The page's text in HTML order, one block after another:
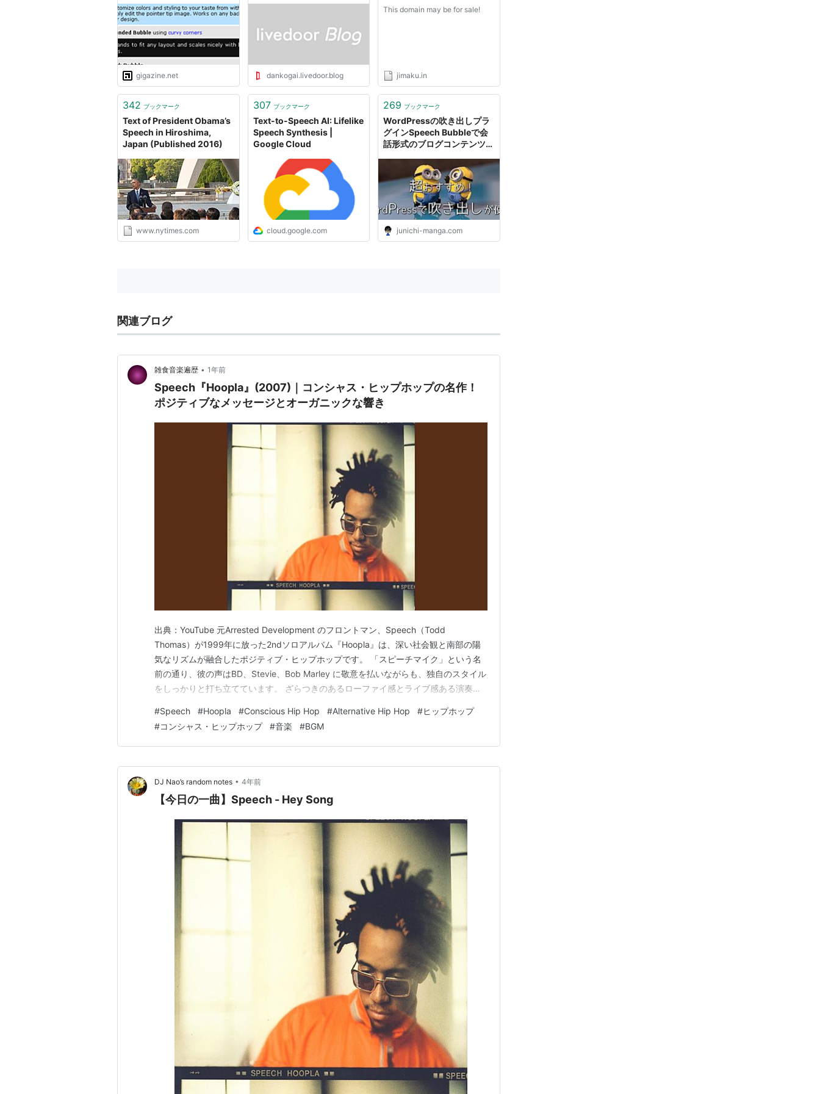
gigazine.net dankogai.livedoor.blog
This domain may be for sale!
jimaku.in
342 ブックマーク
Text of President Obama’s
Speech in Hiroshima,
Japan (Published 2016)
www.nytimes.com
307 ブックマーク
Text-to-Speech AI: Lifelike
Speech Synthesis |
Google Cloud
cloud.google.com
269 ブックマーク
WordPressの吹き出しプラ
グインSpeech Bubbleで会
話形式のブログコンテンツが
junichi-manga.com
関連ブログ
雑食音楽遍歴 • 1年前
Speech『Hoopla』(2007)｜コンシャス・ヒップホップの名作！
ポジティブなメッセージとオーガニックな響き
出典：YouTube 元Arrested Development のフロントマン、Speech（Todd
Thomas）が1999年に放った2ndソロアルバム『Hoopla』は、深い社会観と南部の陽
気なリズムが融合したポジティブ・ヒップホップです。 「スピーチマイク」という名
前の通り、彼の声はBD、Stevie、Bob Marley に敬意を払いながらも、独自のスタイル
をしっかりと打ち立てています。 ざらつきのあるローファイ感とライブ感ある演奏
#Speech #Hoopla #Conscious Hip Hop #Alternative Hip Hop #ヒップホップ
#コンシャス・ヒップホップ #音楽 #BGM
DJ Nao’s random notes • 4年前
【今日の一曲】Speech - Hey Song